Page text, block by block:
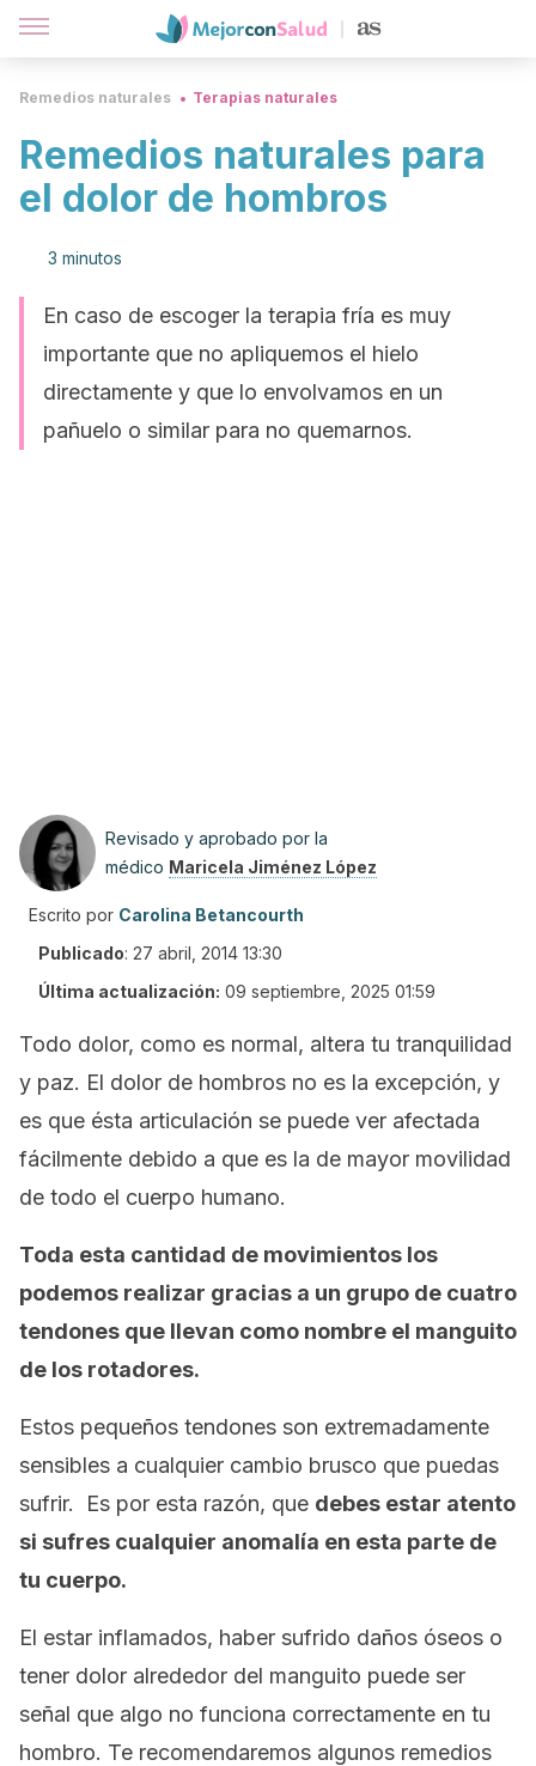
Remedios naturales Terapias naturales
Remedios naturales para
el dolor de hombros
3 minutos
En caso de escoger la terapia fría es muy
importante que no apliquemos el hielo
directamente y que lo envolvamos en un
pañuelo o similar para no quemarnos.
Revisado y aprobado por la
médico Maricela Jiménez López
Escrito por Carolina Betancourth
Publicado: 27 abril, 2014 13:30
Última actualización: 09 septiembre, 2025 01:59
Todo dolor, como es normal, altera tu tranquilidad
y paz. El dolor de hombros no es la excepción, y
es que ésta articulación se puede ver afectada
fácilmente debido a que es la de mayor movilidad
de todo el cuerpo humano.
Toda esta cantidad de movimientos los
podemos realizar gracias a un grupo de cuatro
tendones que llevan como nombre el manguito
de los rotadores.
Estos pequeños tendones son extremadamente
sensibles a cualquier cambio brusco que puedas
sufrir. Es por esta razón, que debes estar atento
si sufres cualquier anomalía en esta parte de
tu cuerpo.
El estar inflamados, haber sufrido daños óseos o
tener dolor alrededor del manguito puede ser
señal que algo no funciona correctamente en tu
hombro. Te recomendaremos algunos remedios